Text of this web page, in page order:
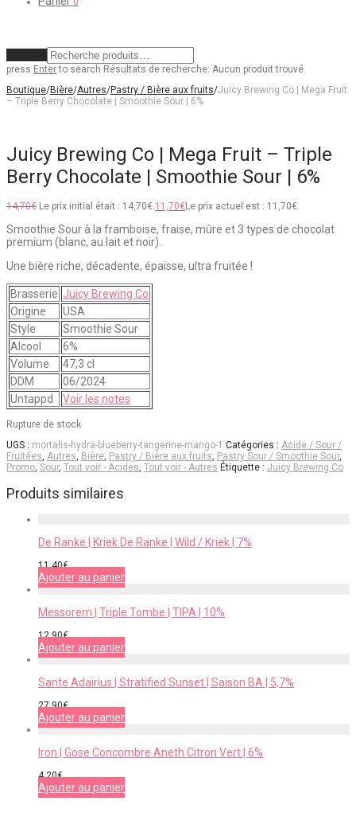
press Enterto search Résultats de recherche: Aucun produit trouvé.
Boutique/Bière/Autres/Pastry / Bière aux fruits/Juicy Brewing Co | Mega Fruit
– Triple Berry Chocolate | Smoothie Sour | 6%
Juicy Brewing Co | Mega Fruit – Triple
Berry Chocolate | Smoothie Sour | 6%
14,70€ Le prix initial était : 14,70€.11,70€Le prix actuel est : 11,70€.
Smoothie Sour à la framboise, fraise, mûre et 3 types de chocolat
premium (blanc, au lait et noir).
Une bière riche, décadente, épaisse, ultra fruitée !
Brasserie Juicy Brewing Co
Origine
USA
Style
Smoothie Sour
Alcool
6%
Volume
47,3 cl
DDM
06/2024
Untappd
Voir les notes
Rupture de stock
UGS : mortalis-hydra-blueberry-tangerine-mango-1 Catégories : Acide / Sour /
Fruitées, Autres, Bière, Pastry / Bière aux fruits, Pastry Sour / Smoothie Sour,
Promo, Sour, Tout voir - Acides, Tout voir - Autres Étiquette : Juicy Brewing Co
Produits similaires
De Ranke | Kriek De Ranke | Wild / Kriek | 7%
11,40€
Ajouter au panier
Messorem | Triple Tombe | TIPA | 10%
12,90€
Ajouter au panier
Sante Adairius | Stratified Sunset | Saison BA | 5,7%
27,90€
Ajouter au panier
Iron | Gose Concombre Aneth Citron Vert | 6%
4,20€
Ajouter au panier